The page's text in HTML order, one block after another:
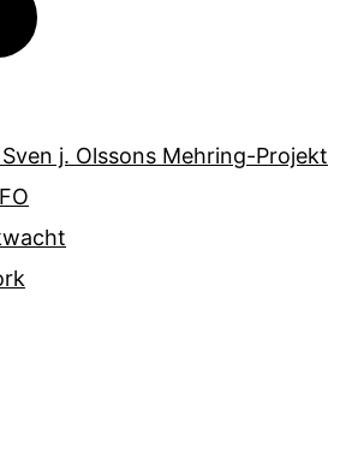
j. Olssons Mehring-Projekt